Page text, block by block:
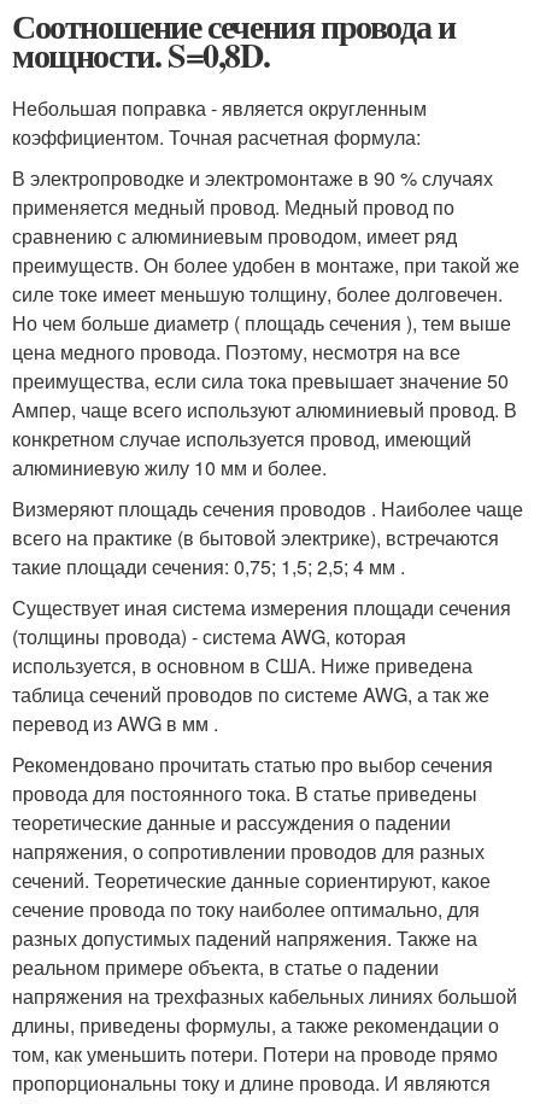
Соотношение сечения провода и
мощности. S=0,8D.
Небольшая поправка - является округленным
коэффициентом. Точная расчетная формула:
В электропроводке и электромонтаже в 90 % случаях
применяется медный провод. Медный провод по
сравнению с алюминиевым проводом, имеет ряд
преимуществ. Он более удобен в монтаже, при такой же
силе токе имеет меньшую толщину, более долговечен.
Но чем больше диаметр ( площадь сечения ), тем выше
цена медного провода. Поэтому, несмотря на все
преимущества, если сила тока превышает значение 50
Ампер, чаще всего используют алюминиевый провод. В
конкретном случае используется провод, имеющий
алюминиевую жилу 10 мм и более.
Визмеряют площадь сечения проводов . Наиболее чаще
всего на практике (в бытовой электрике), встречаются
такие площади сечения: 0,75; 1,5; 2,5; 4 мм .
Существует иная система измерения площади сечения
(толщины провода) - система AWG, которая
используется, в основном в США. Ниже приведена
таблица сечений проводов по системе AWG, а так же
перевод из AWG в мм .
Рекомендовано прочитать статью про выбор сечения
провода для постоянного тока. В статье приведены
теоретические данные и рассуждения о падении
напряжения, о сопротивлении проводов для разных
сечений. Теоретические данные сориентируют, какое
сечение провода по току наиболее оптимально, для
разных допустимых падений напряжения. Также на
реальном примере объекта, в статье о падении
напряжения на трехфазных кабельных линиях большой
длины, приведены формулы, а также рекомендации о
том, как уменьшить потери. Потери на проводе прямо
пропорциональны току и длине провода. И являются